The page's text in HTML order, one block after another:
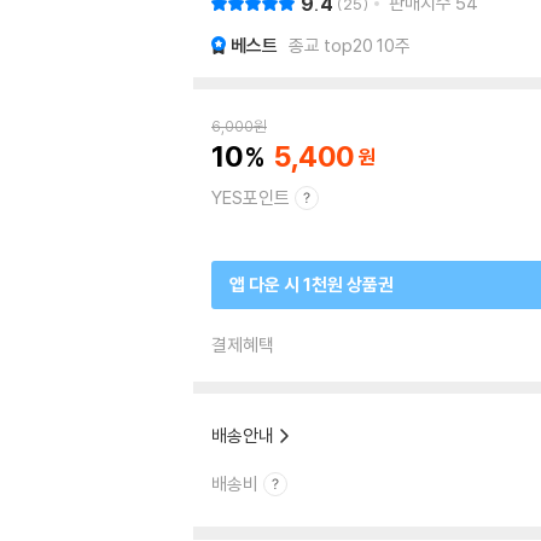
베스트 종교 top20 10주
6,000원
10 5,400
YES포인트
앱 다운 시 1천원 상품권
결제혜택
배송안내
배송비